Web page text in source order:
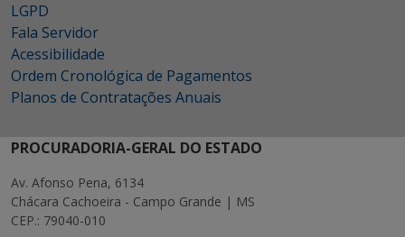
LGPD
Fala Servidor
Acessibilidade
Ordem Cronológica de Pagamentos
Planos de Contratações Anuais
PROCURADORIA-GERAL DO ESTADO
Av. Afonso Pena, 6134
Chácara Cachoeira - Campo Grande | MS
CEP.: 79040-010